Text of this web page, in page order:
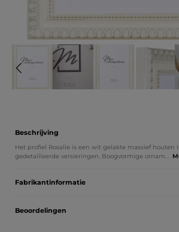
Beschrijving
Het profiel Rosalie is een wit gelakte massief
gedetailleerde versieringen. Boogvormige ornam…
Fabrikantinformatie
Beoordelingen